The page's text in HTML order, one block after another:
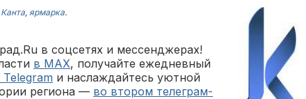
, ярмарка.
в соцсетях и мессенджерах!
в MAX, получайте ежедневный
Telegram и наслаждайтесь уютной
региона — во втором телеграм-